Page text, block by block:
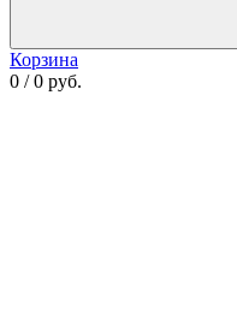
Корзина
0 / 0 руб.